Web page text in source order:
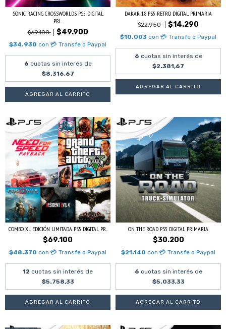
SONIC RACING CROSSWORLDS PS5 DIGITAL
PRI...
$69.100 $49.900
$34.930 con 💳 Transfe o Paypal
6 cuotas sin interés de
$8.316,67
DAKAR 18 PS5 RETRO DIGITAL PRIMARIA
$22.950 $14.290
$10.003 con 💳 Transfe o Paypal
6 cuotas sin interés de
$2.381,67
COMBO XL EDICIÓN LIMITADA PS5 DIGITAL PR...
$69.100
$48.370 con 💳 Transfe o Paypal
12 cuotas sin interés de
$5.758,33
ON THE ROAD PS5 DIGITAL PRIMARIA
$30.200
$21.140 con 💳 Transfe o Paypal
6 cuotas sin interés de
$5.033,33